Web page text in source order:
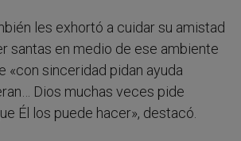
les exhortó a cuidar su amistad
santas en medio de ese ambiente
«con sinceridad pidan ayuda
Dios muchas veces pide
Él los puede hacer», destacó.